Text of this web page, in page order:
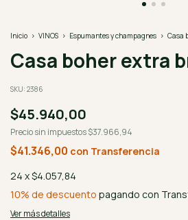
Inicio > VINOS > Espumantes y champagnes > Casa
Casa boher extra
SKU: 2386
$45.940,00
Precio sin impuestos$37.966,94
$41.346,00 con Transferencia
24 x$4.057,84
10% de descuento pagando con
Ver más detalles